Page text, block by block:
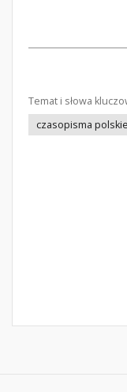
Temat i słowa
czasopisma polskie